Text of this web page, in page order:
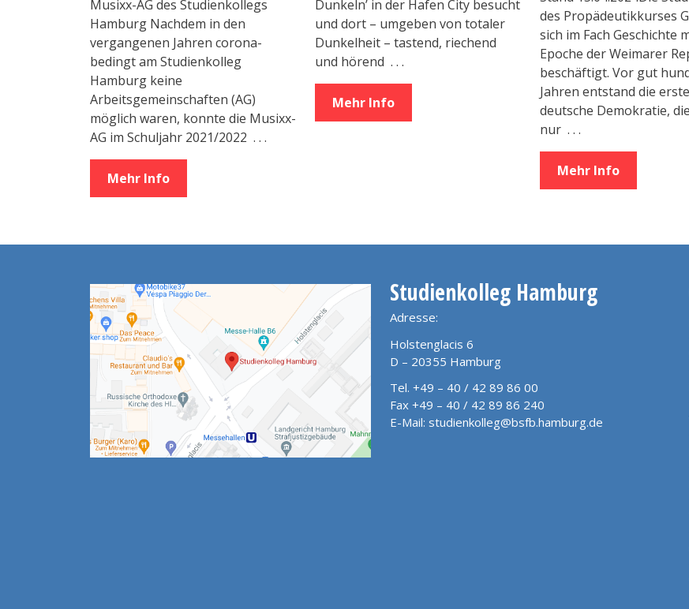
Musixx-AG des Studienkollegs
Hamburg Nachdem in den
vergangenen Jahren corona-
bedingt am Studienkolleg
Hamburg keine
Arbeitsgemeinschaften (AG)
möglich waren, konnte die Musixx-
AG im Schuljahr 2021/2022 . . .
Mehr Info
Dunkeln’ in der Hafen City besucht
und dort – umgeben von totaler
Dunkelheit – tastend, riechend
und hörend . . .
Mehr Info
des Propädeutikkurses
sich im Fach Geschichte
Epoche der Weimarer
beschäftigt. Vor gut
Jahren entstand die erste
deutsche Demokratie,
nur . . .
Mehr Info
Studienkolleg Hamburg
Adresse:
Holstenglacis 6
D – 20355 Hamburg
Tel. +49 – 40 / 42 89 86 00
Fax +49 – 40 / 42 89 86 240
E-Mail: studienkolleg@bsfb.hamburg.de